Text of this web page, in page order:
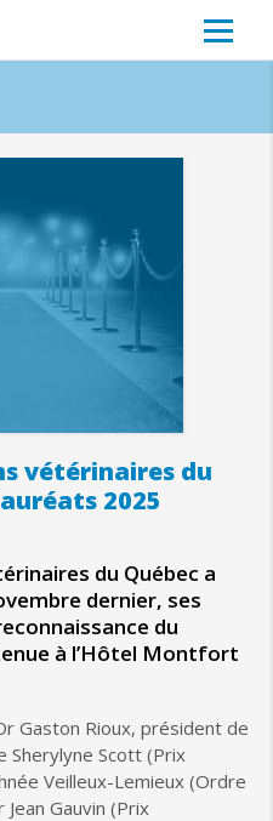
vétérinaires du
2025
du Québec a
dernier, ses
du
à l’Hôtel Montfort
Gaston Rioux, président de
Sherylyne Scott (Prix
Veilleux-Lemieux (Ordre
Gauvin (Prix